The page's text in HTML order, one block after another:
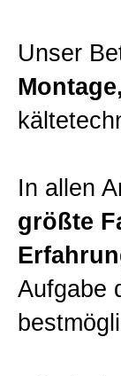
Karriere
AGB
Unser
In allen
größte
Aufgabe